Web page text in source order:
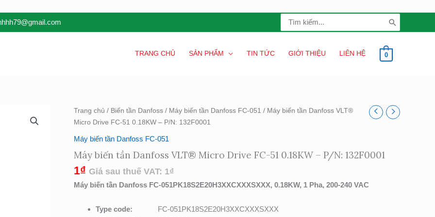
Search
for:
TRANG CHỦ SẢN PHẨM TIN TỨC GIỚI THIỆU LIÊN HỆ 0
Trang chủ / Biến tần Danfoss / Máy biến tần Danfoss FC-051 / Máy biến tần Danfoss VLT®
Micro Drive FC-51 0.18KW – P/N: 132F0001
Máy biến tần Danfoss FC-051
Máy biến tần Danfoss VLT® Micro Drive FC-51 0.18KW – P/N: 132F0001
1₫ Giá sau thuế VAT: 1₫
Máy biến tần Danfoss FC-051PK18S2E20H3XXCXXXSXXX, 0.18KW, 1 Pha, 200-240 VAC
Type code: FC-051PK18S2E20H3XXCXXXSXXX
Máy
biến
Danfoss
VLT®
Micro
Drive
FC-